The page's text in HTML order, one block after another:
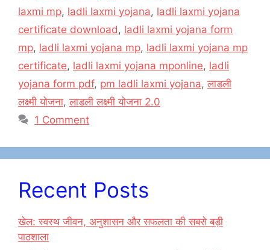
b
o
o
k
d
o
n
laxmi mp, ladli laxmi yojana, ladli laxmi yojana
certificate download, ladli laxmi yojana form
mp, ladli laxmi yojana mp, ladli laxmi yojana mp
certificate, ladli laxmi yojana mponline, ladli
yojana form pdf, pm ladli laxmi yojana,लाडली
लक्ष्मी योजना,लाडली लक्ष्मी योजना 2.0
1 Comment
Recent Posts
खेल: स्वस्थ जीवन, अनुशासन और सफलता की सबसे बड़ी
पाठशाला